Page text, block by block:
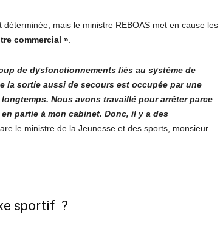
déterminée, mais le ministre REBOAS met en cause les
commercial »
de dysfonctionnements liés au système de
la sortie aussi de secours est occupée par une
Nous avons travaillé pour arrêter parce
partie à mon cabinet. Donc, il y a des
le ministre de la Jeunesse et des sports, monsieur
sportif ?